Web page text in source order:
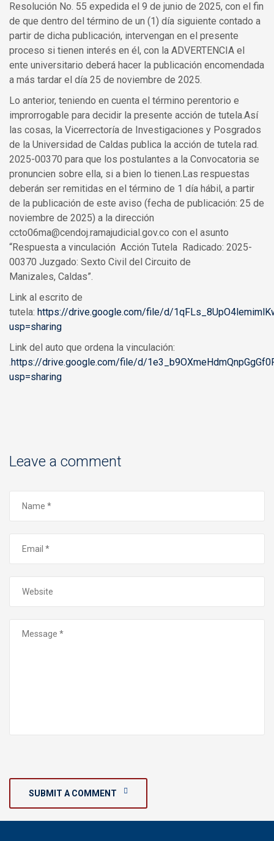
Resolución No. 55 expedida el 9 de junio de 2025, con el fin
de que dentro del término de un (1) día siguiente contado a
partir de dicha publicación, intervengan en el presente
proceso si tienen interés en él, con la ADVERTENCIA el
ente universitario deberá hacer la publicación encomendada
a más tardar el día 25 de noviembre de 2025.
Lo anterior, teniendo en cuenta el término perentorio e
improrrogable para decidir la presente acción de tutela.Así
las cosas, la Vicerrectoría de Investigaciones y Posgrados
de la Universidad de Caldas publica la acción de tutela rad.
2025-00370 para que los postulantes a la Convocatoria se
pronuncien sobre ella, si a bien lo tienen.Las respuestas
deberán ser remitidas en el término de 1 día hábil, a partir
de la publicación de este aviso (fecha de publicación: 25 de
noviembre de 2025) a la dirección
ccto06ma@cendoj.ramajudicial.gov.co con el asunto
“Respuesta a vinculación Acción Tutela Radicado: 2025-
00370 Juzgado: Sexto Civil del Circuito de
Manizales, Caldas”.
Link al escrito de
tutela: https://drive.google.com/file/d/
usp=sharing
Link del auto que ordena la vinculación:
.https://drive.google.com/file/d/
usp=sharing
Leave a comment
SUBMIT A COMMENT